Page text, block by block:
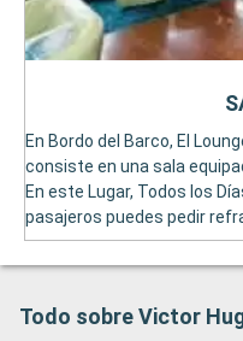
En Bordo del Barco, El
consiste en una sala
En este Lugar, Todos los
pasajeros puedes pedir
Todo sobre Victor